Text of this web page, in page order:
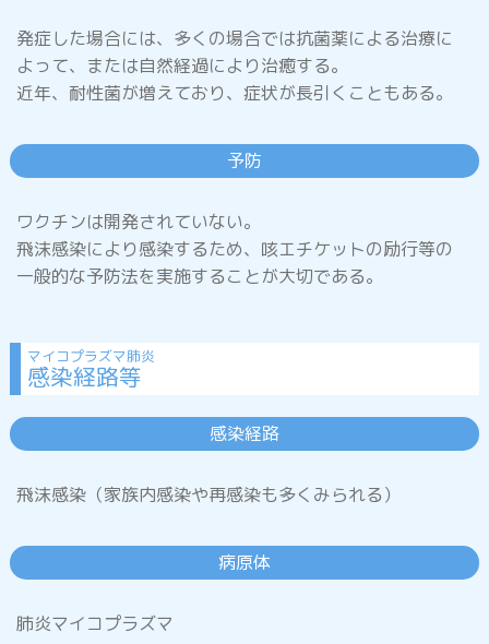
水ぼうそう(水痘)
百日咳
マイコプラズマ肺炎
おたふくかぜ (流行性耳下腺炎・ムンプス)
発症した場合には、多くの場合では抗菌薬による治療に
よって、または自然経過により治癒する。
近年、耐性菌が増えており、症状が長引くこともある。
予防
ワクチンは開発されていない。
飛沫感染により感染するため、咳エチケットの励行等の
一般的な予防法を実施することが大切である。
マイコプラズマ肺炎
感染経路等
感染経路
飛沫感染（家族内感染や再感染も多くみられる）
病原体
肺炎マイコプラズマ